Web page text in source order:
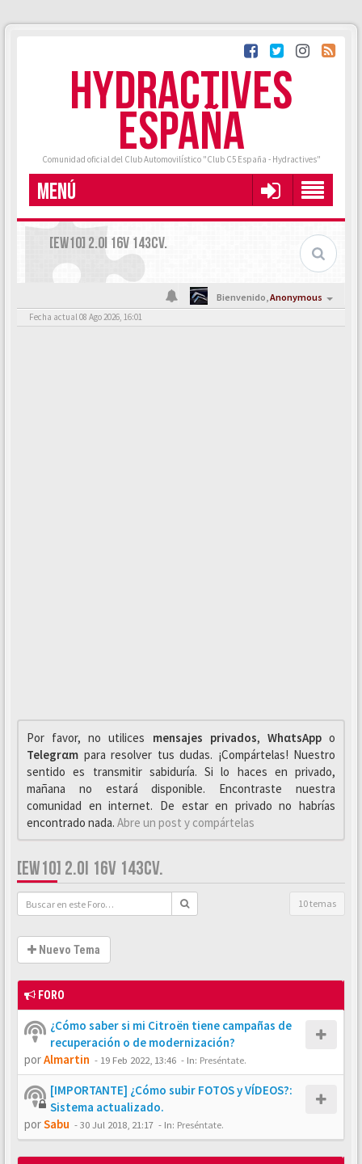
HYDRACTIVES
ESPAÑA
Comunidad oficial del Club Automovilístico "Club C5 España - Hydractives"
MENÚ
[EW10] 2.0I 16V 143CV.
Bienvenido,Anonymous
Fecha actual 08 Ago 2026, 16:01
Por favor, no utilices mensajes privados, WhαtsAppo
Telegrαm para resolver tus dudas. ¡Compártelas! Nuestro
sentido es transmitir sabiduría. Si lo haces en privado,
mañana no estará disponible. Encontraste nuestra
comunidad en internet. De estar en privado no habrías
encontrado nada. Abre un post y compártelas
[EW10] 2.0I 16V 143CV.
10 temas
Nuevo Tema
FORO
¿Cómo saber si mi Citroën tiene campañas de
recuperación o de modernización?
porAlmartin - 19 Feb 2022, 13:46 - In: Preséntate.
[IMPORTANTE] ¿Cómo subir FOTOS y VÍDEOS?:
Sistema actualizado.
porSabu -30 Jul 2018, 21:17 - In: Preséntate.